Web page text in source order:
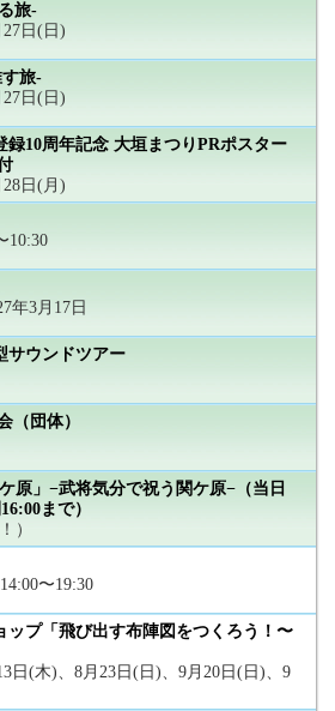
旅-
日(日)
旅-
日(日)
録10周年記念 大垣まつりPRポスター
日(月)
10:30
年3月17日
サウンドツアー
（団体）
原」−武将気分で祝う関ケ原−（当日
まで）
）
〜19:30
ップ「飛び出す布陣図をつくろう！〜
日(木)、8月23日(日)、9月20日(日)、9